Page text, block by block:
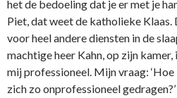
het de bedoeling dat je er met je
Piet, dat weet de katholieke
voor heel andere diensten in de
machtige heer Kahn, op zijn
mij professioneel. Mijn vraag: ‘Hoe
zich zo onprofessioneel